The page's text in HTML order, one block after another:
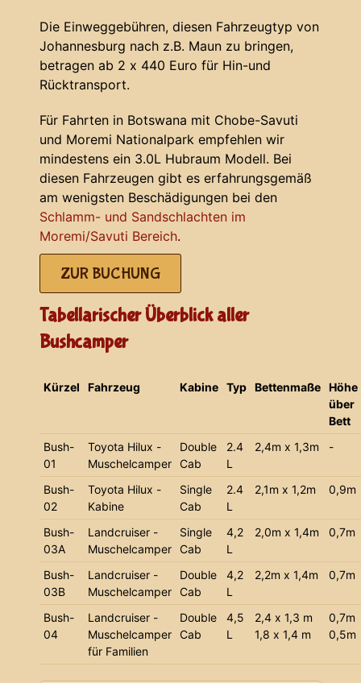
Die Einweggebühren, diesen Fahrzeugtyp von
Johannesburg nach z.B. Maun zu bringen,
betragen ab 2 x 440 Euro für Hin-und
Rücktransport.
Für Fahrten in Botswana mit Chobe-Savuti
und Moremi Nationalpark empfehlen wir
mindestens ein 3.0L Hubraum Modell. Bei
diesen Fahrzeugen gibt es erfahrungsgemäß
am wenigsten Beschädigungen bei den
Schlamm- und Sandschlachten im
Moremi/Savuti Bereich.
ZUR BUCHUNG
Tabellarischer Überblick aller
Bushcamper
Kürzel Fahrzeug Kabine Typ Bettenmaße Höhe
über
Bett
Bush-
01
Toyota Hilux -
Muschelcamper
Double
Cab
2.4
L
2,4m x 1,3m -
Bush-
02
Toyota Hilux -
Kabine
Single
Cab
2.4
L
2,1m x 1,2m 0,9m
Bush-
03A
Landcruiser -
Muschelcamper
Single
Cab
4,2
L
2,0m x 1,4m 0,7m
Bush-
03B
Landcruiser -
Muschelcamper
Double
Cab
4,2
L
2,2m x 1,4m 0,7m
Bush-
04
Landcruiser -
Muschelcamper
für Familien
Double
Cab
4,5
L
2,4 x 1,3 m
1,8 x 1,4 m
0,7m
0,5m